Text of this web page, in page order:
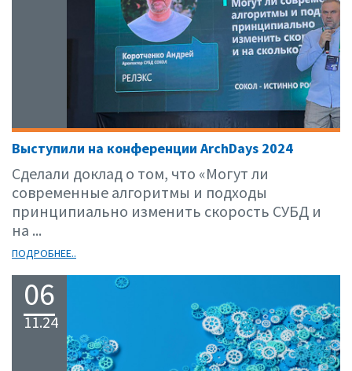
Выступили на конференции ArchDays 2024
Сделали доклад о том, что «Могут ли
современные алгоритмы и подходы
принципиально изменить скорость СУБД и
на ...
ПОДРОБНЕЕ..
06
11.24